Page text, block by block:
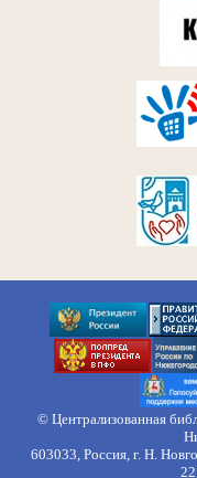
© Централизованная
603033, Россия, г. Н.